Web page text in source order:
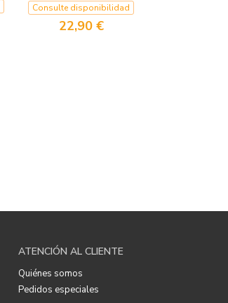
Consulte disponibilidad
22,90 €
ATENCIÓN AL CLIENTE
Quiénes somos
Pedidos especiales